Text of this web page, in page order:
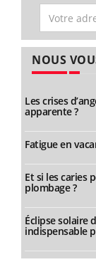
NOUS
Les crises
apparente ?
Fatigue en
Et si les caries
plombage ?
Éclipse solaire
indispensable